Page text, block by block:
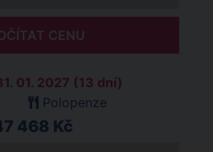
CENU
01. 2027 (13 dní)
Polopenze
468 Kč